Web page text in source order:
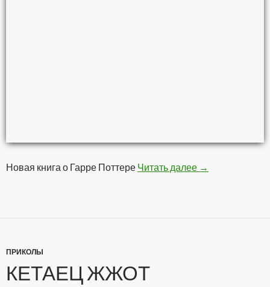
Новая книга о Гарре Поттере Читать далее Гарри Поттер
→
ПРИКОЛЫ
КЕТАЕЦ ЖЖОТ